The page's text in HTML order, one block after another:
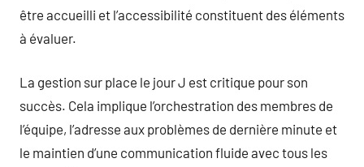
être accueilli et l’accessibilité constituent des éléments
à évaluer.
La gestion sur place le jour J est critique pour son
succès. Cela implique l’orchestration des membres de
l’équipe, l’adresse aux problèmes de dernière minute et
le maintien d’une communication fluide avec tous les